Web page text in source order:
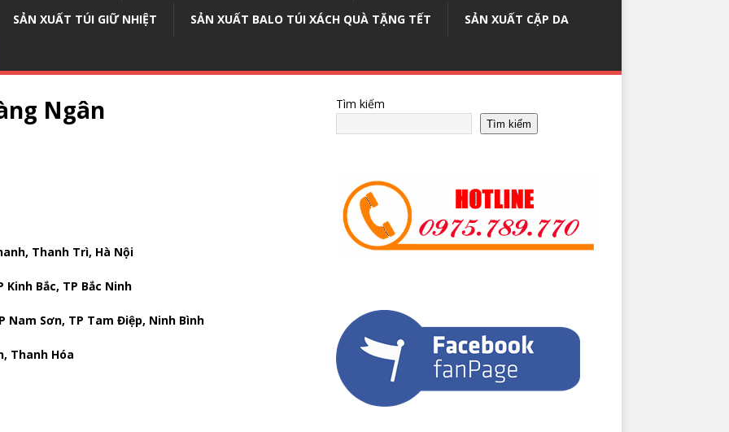
SẢN XUẤT TÚI GIỮ NHIỆT SẢN XUẤT BALO TÚI XÁCH QUÀ TẶNG TẾT SẢN XUẤT CẶP DA
Ngân
Thanh Trì, Hà Nội
Kinh Bắc, TP Bắc Ninh
Nam Sơn, TP Tam Điệp, Ninh Bình
Thanh Hóa
Tìm kiếm
Tìm kiếm